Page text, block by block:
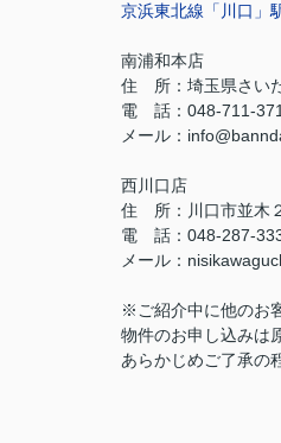
京浜東北線「川口」
南浦和本店
住 所： 埼玉県さい
電 話：048-711-
メール：
西川口店
住 所： 川口市並木
電 話：048-287-
メール ：
※ご紹介中に他のお
物件のお申し込みは
あらかじめご了承の